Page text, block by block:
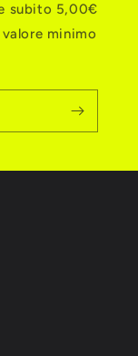
subito 5,00€
minimo